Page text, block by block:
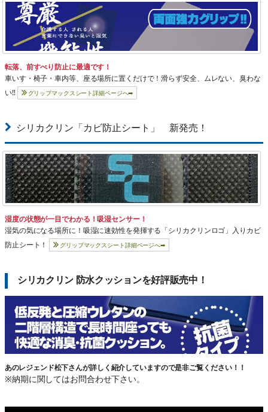
転落、前すべり防止に最適です！
車いす・椅子・車内等、座る場所に置くだけで！滑らず安全、ムレない、臭わな
い‼
グリップマックスシート詳細ページへ➡
シリカクリン「カビ防止シート」 新発売！
湿度の状態が一目でわかる！吸湿センサー！
湿気の気になる場所に！吸湿に速効性を発揮する「シリカクリンロゴ」入りカビ
防止シート！
グリップマックスシート詳細ページへ➡
シリカクリン 防水クッションを好評販売中！
あのレジェンド松下さんが詳しく紹介していますので是非ご覧ください！！
※納期に関してはお問合わせ下さい。